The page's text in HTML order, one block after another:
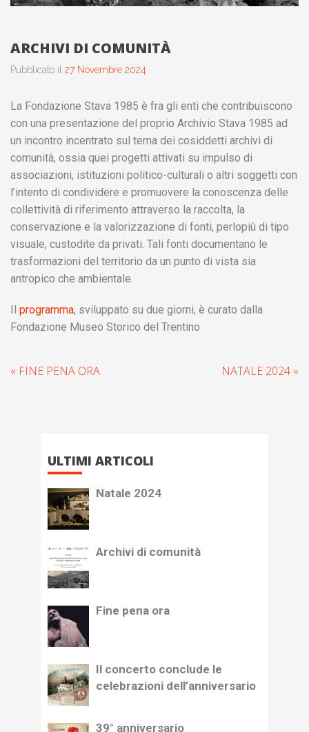
ARCHIVI DI COMUNITÀ
Pubblicato il 27 Novembre 2024
La Fondazione Stava 1985 è fra gli enti che contribuiscono
con una presentazione del proprio Archivio Stava 1985 ad
un incontro incentrato sul tema dei cosiddetti archivi di
comunità, ossia quei progetti attivati su impulso di
associazioni, istituzioni politico-culturali o altri soggetti con
l’intento di condividere e promuovere la conoscenza delle
collettività di riferimento attraverso la raccolta, la
conservazione e la valorizzazione di fonti, perlopiù di tipo
visuale, custodite da privati. Tali fonti documentano le
trasformazioni del territorio da un punto di vista sia
antropico che ambientale.
Il programma, sviluppato su due giorni, è curato dalla
Fondazione Museo Storico del Trentino
« FINE PENA ORA NATALE 2024 »
ULTIMI ARTICOLI
Natale 2024
Archivi di comunità
Fine pena ora
Il concerto conclude le
celebrazioni dell’anniversario
39° anniversario